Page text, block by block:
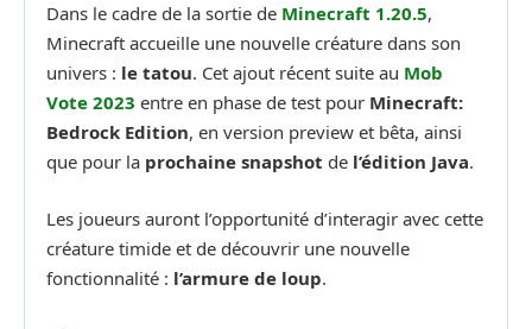
Dans le cadre de la sortie de Minecraft 1.20.5,
Minecraft accueille une nouvelle créature dans son
univers : le tatou. Cet ajout récent suite au Mob
Vote 2023 entre en phase de test pour Minecraft:
Bedrock Edition, en version preview et bêta, ainsi
que pour la prochaine snapshot de l’édition Java.
Les joueurs auront l’opportunité d’interagir avec cette
créature timide et de découvrir une nouvelle
fonctionnalité : l’armure de loup.